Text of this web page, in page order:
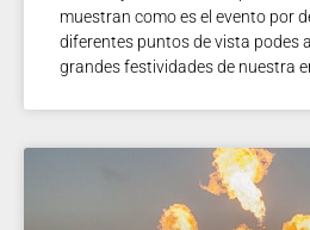
muestran como es el evento por
diferentes puntos de vista podes
grandes festividades de nuestra